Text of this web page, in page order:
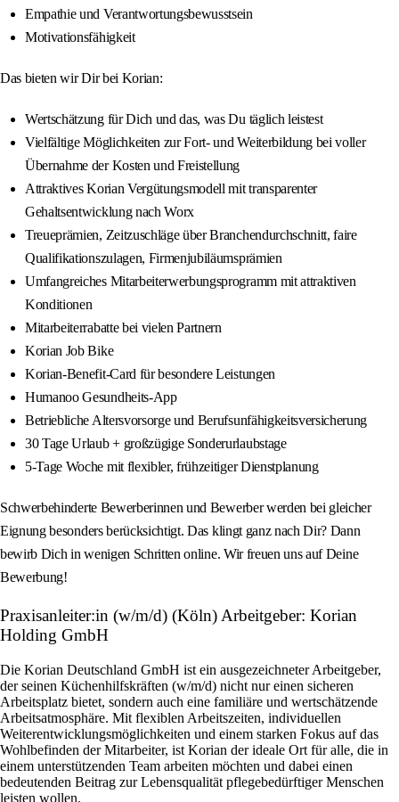
Empathie und Verantwortungsbewusstsein
Motivationsfähigkeit
Das bieten wir Dir bei Korian:
Wertschätzung für Dich und das, was Du täglich leistest
Vielfältige Möglichkeiten zur Fort- und Weiterbildung bei voller
Übernahme der Kosten und Freistellung
Attraktives Korian Vergütungsmodell mit transparenter
Gehaltsentwicklung nach Worx
Treueprämien, Zeitzuschläge über Branchendurchschnitt, faire
Qualifikationszulagen, Firmenjubiläumsprämien
Umfangreiches Mitarbeiterwerbungsprogramm mit attraktiven
Konditionen
Mitarbeiterrabatte bei vielen Partnern
Korian Job Bike
Korian-Benefit-Card für besondere Leistungen
Humanoo Gesundheits-App
Betriebliche Altersvorsorge und Berufsunfähigkeitsversicherung
30 Tage Urlaub + großzügige Sonderurlaubstage
5-Tage Woche mit flexibler, frühzeitiger Dienstplanung
Schwerbehinderte Bewerberinnen und Bewerber werden bei gleicher
Eignung besonders berücksichtigt. Das klingt ganz nach Dir? Dann
bewirb Dich in wenigen Schritten online. Wir freuen uns auf Deine
Bewerbung!
Praxisanleiter:in (w/m/d) (Köln) Arbeitgeber: Korian
Holding GmbH
Die Korian Deutschland GmbH ist ein ausgezeichneter Arbeitgeber,
der seinen Küchenhilfskräften (w/m/d) nicht nur einen sicheren
Arbeitsplatz bietet, sondern auch eine familiäre und wertschätzende
Arbeitsatmosphäre. Mit flexiblen Arbeitszeiten, individuellen
Weiterentwicklungsmöglichkeiten und einem starken Fokus auf das
Wohlbefinden der Mitarbeiter, ist Korian der ideale Ort für alle, die in
einem unterstützenden Team arbeiten möchten und dabei einen
bedeutenden Beitrag zur Lebensqualität pflegebedürftiger Menschen
leisten wollen.